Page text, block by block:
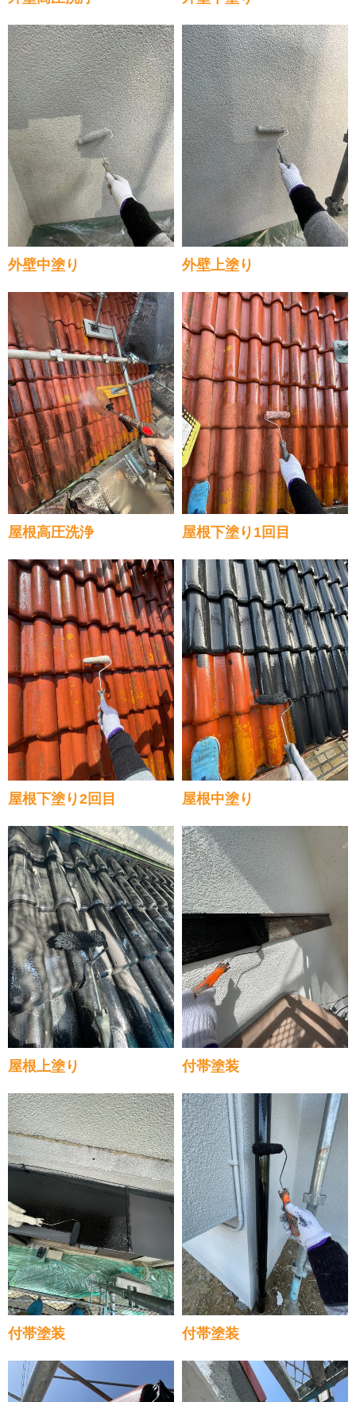
外壁中塗り 外壁上塗り
屋根高圧洗浄 屋根下塗り1回目
屋根下塗り2回目 屋根中塗り
屋根上塗り 付帯塗装
付帯塗装 付帯塗装